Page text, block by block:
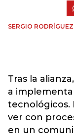
SERGIO RODRÍGUEZ
Tras la
a
tecnológicos.
ver con
en un